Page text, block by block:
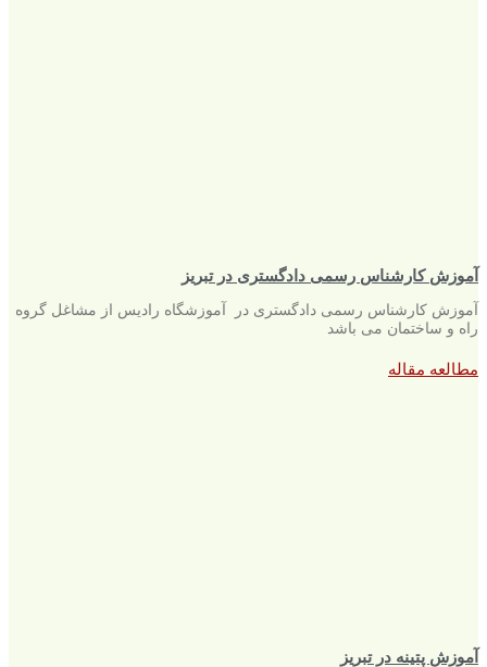
آموزش کارشناس رسمی دادگستری در تبریز
آموزش کارشناس رسمی دادگستری در آموزشگاه رادیس از مشاغل گروه
راه و ساختمان می باشد
مطالعه مقاله
آموزش پتینه در تبریز